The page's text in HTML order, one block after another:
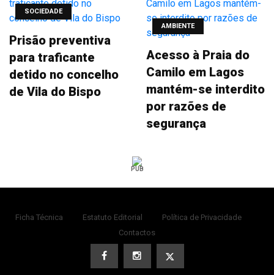
SOCIEDADE
Prisão preventiva
para traficante
detido no concelho
de Vila do Bispo
AMBIENTE
Acesso à Praia do
Camilo em Lagos
mantém-se interdito
por razões de
segurança
PUB
Ficha Técnica Estatuto Editorial
Política de Privacidade
Contactos